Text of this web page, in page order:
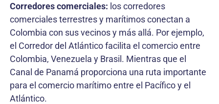
Corredores comerciales: los corredores
comerciales terrestres y marítimos conectan a
Colombia con sus vecinos y más allá. Por ejemplo,
el Corredor del Atlántico facilita el comercio entre
Colombia, Venezuela y Brasil. Mientras que el
Canal de Panamá proporciona una ruta importante
para el comercio marítimo entre el Pacífico y el
Atlántico.